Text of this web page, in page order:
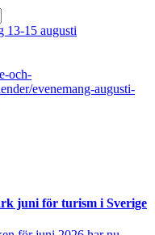
13-15 augusti
och-
evenemang-augusti-
juni för turism i Sverige